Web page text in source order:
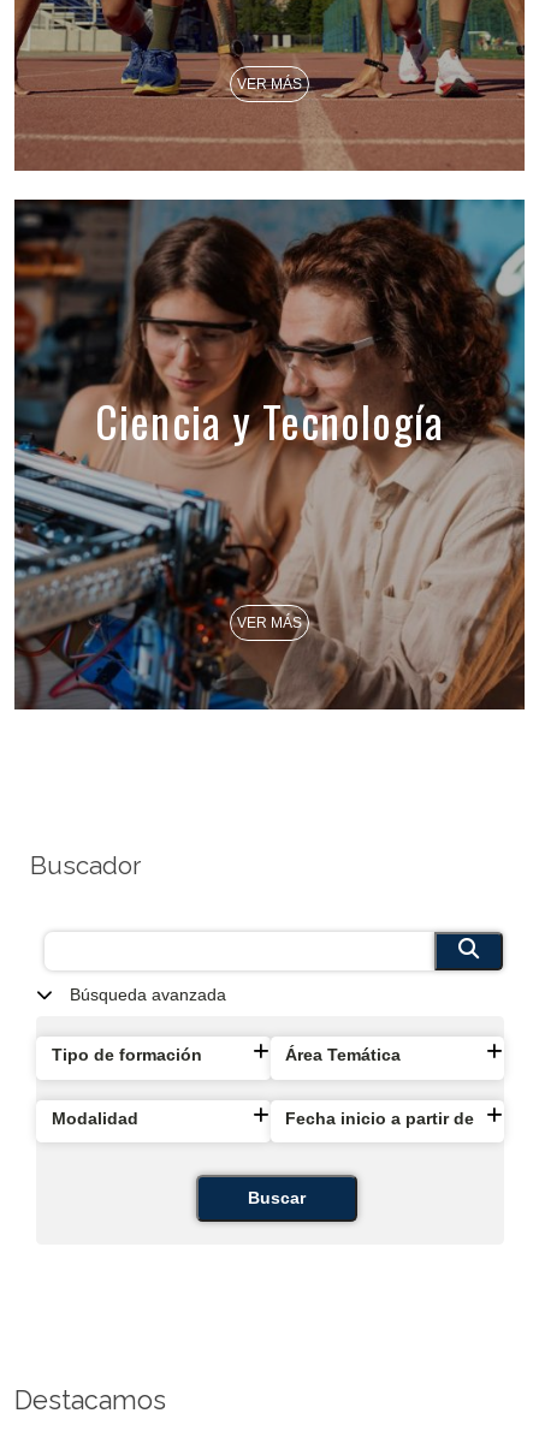
VER MÁS
Ciencia y Tecnología
VER MÁS
Buscador
Búsqueda avanzada
Tipo de formación Área Temática
Modalidad Fecha inicio a partir de
Buscar
Destacamos